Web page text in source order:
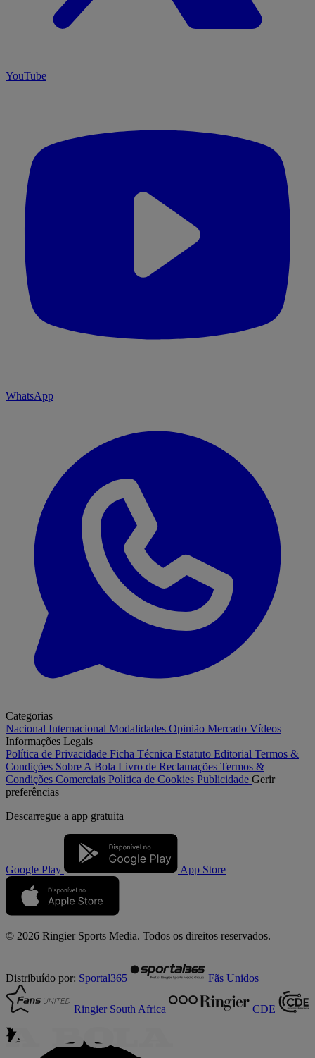
YouTube
WhatsApp
Categorias
Nacional Internacional Modalidades Opinião Mercado Vídeos
Informações Legais
Política de Privacidade Ficha Técnica Estatuto Editorial Termos &
Condições Sobre A Bola Livro de Reclamações Termos &
Condições Comerciais Política de Cookies Publicidade Gerir
preferências
Descarregue a app gratuita
Google Play App Store
© 2026 Ringier Sports Media. Todos os direitos reservados.
Distribuído por: Sportal365 Fãs Unidos
Ringier South Africa CDE